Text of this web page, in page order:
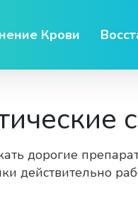
Крови
дорогие
действительно